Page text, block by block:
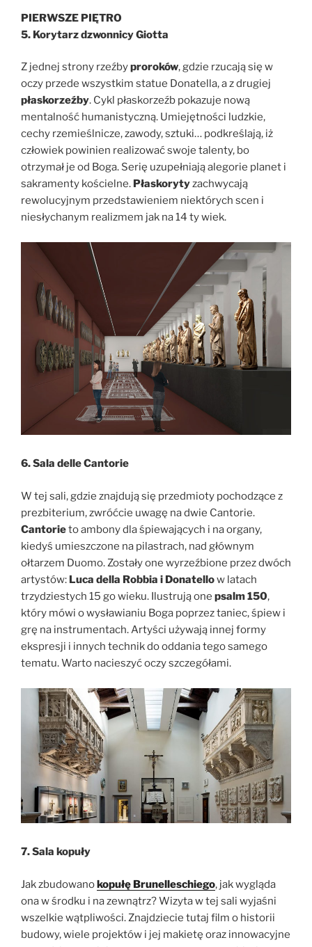
PIERWSZE PIĘTRO
5. Korytarz dzwonnicy Giotta
Z jednej strony rzeźbyproroków, gdzie rzucają się w
oczy przede wszystkim statue Donatella, a z drugiej
płaskorzeźby. Cykl płaskorzeźb pokazuje nową
mentalność humanistyczną. Umiejętności ludzkie,
cechy rzemieślnicze, zawody, sztuki… podkreślają, iż
człowiek powinien realizować swoje talenty, bo
otrzymał je od Boga. Serię uzupełniają alegorie planet i
sakramenty kościelne. Płaskorytyzachwycają
rewolucyjnym przedstawieniem niektórych scen i
niesłychanym realizmem jak na 14 ty wiek.
6. Sala delle Cantorie
W tej sali, gdzie znajdują się przedmioty pochodzące z
prezbiterium, zwróćcie uwagę na dwie Cantorie.
Cantorieto ambony dla śpiewających i na organy,
kiedyś umieszczone na pilastrach, nad głównym
ołtarzem Duomo. Zostały one wyrzeźbione przez dwóch
artystów: Luca della Robbia i Donatellow latach
trzydziestych 15 go wieku. Ilustrują one psalm 150,
który mówi o wysławianiu Boga poprzez taniec, śpiew i
grę na instrumentach. Artyści używają innej formy
ekspresji i innych technik do oddania tego samego
tematu. Warto nacieszyć oczy szczegółami.
7. Sala kopuły
Jak zbudowanokopułę Brunelleschiego, jak wygląda
ona w środku i na zewnątrz? Wizyta w tej sali wyjaśni
wszelkie wątpliwości. Znajdziecie tutaj film o historii
budowy, wiele projektów i jej makietę oraz innowacyjne